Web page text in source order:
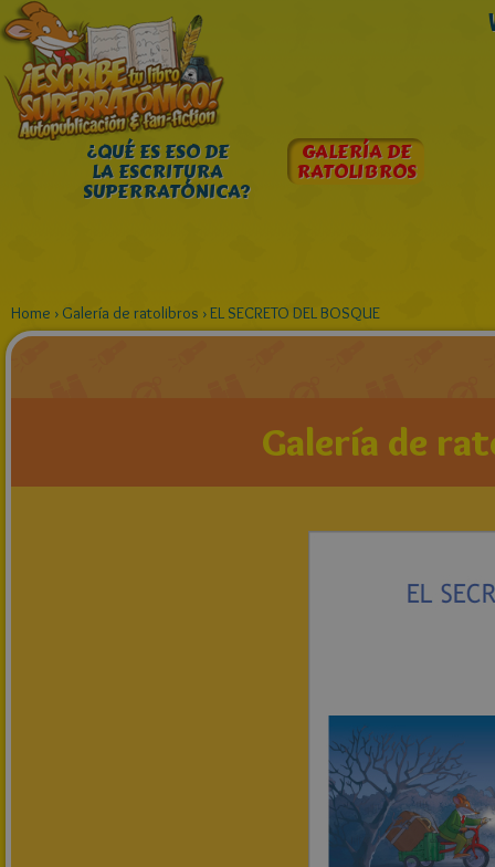
¿QUÉ ES ESO DE
LA ESCRITURA
SUPERRATÓNICA?
GALERÍA DE
RATOLIBROS
Home › Galería de ratolibros ›EL SECRETO DEL BOSQUE
Galería de